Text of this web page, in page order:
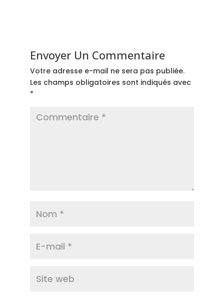
Envoyer Un Commentaire
Votre adresse e-mail ne sera pas publiée.
Les champs obligatoires sont indiqués avec
*